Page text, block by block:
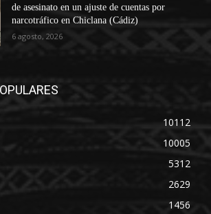
de asesinato en un ajuste de cuentas por
narcotráfico en Chiclana (Cádiz)
6 agosto, 2026
10112
10005
5312
2629
1456